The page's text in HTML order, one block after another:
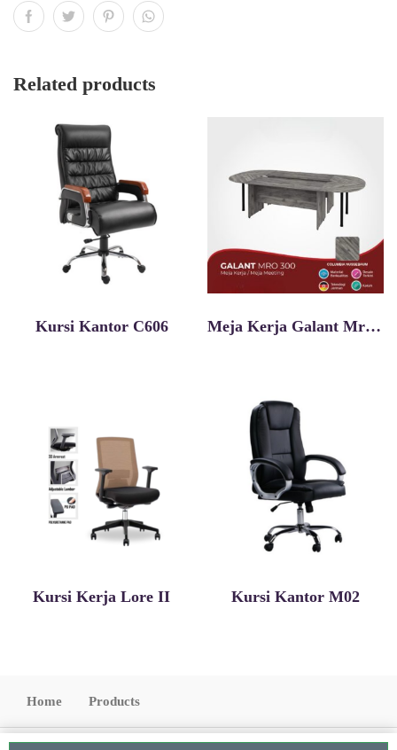
Related products
Kursi Kantor C606 Meja Kerja Galant Mro 300
Kursi Kerja Lore II Kursi Kantor M02
Home Products